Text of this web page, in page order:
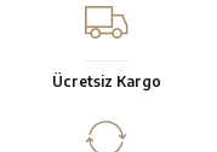
Ücretsiz Kargo